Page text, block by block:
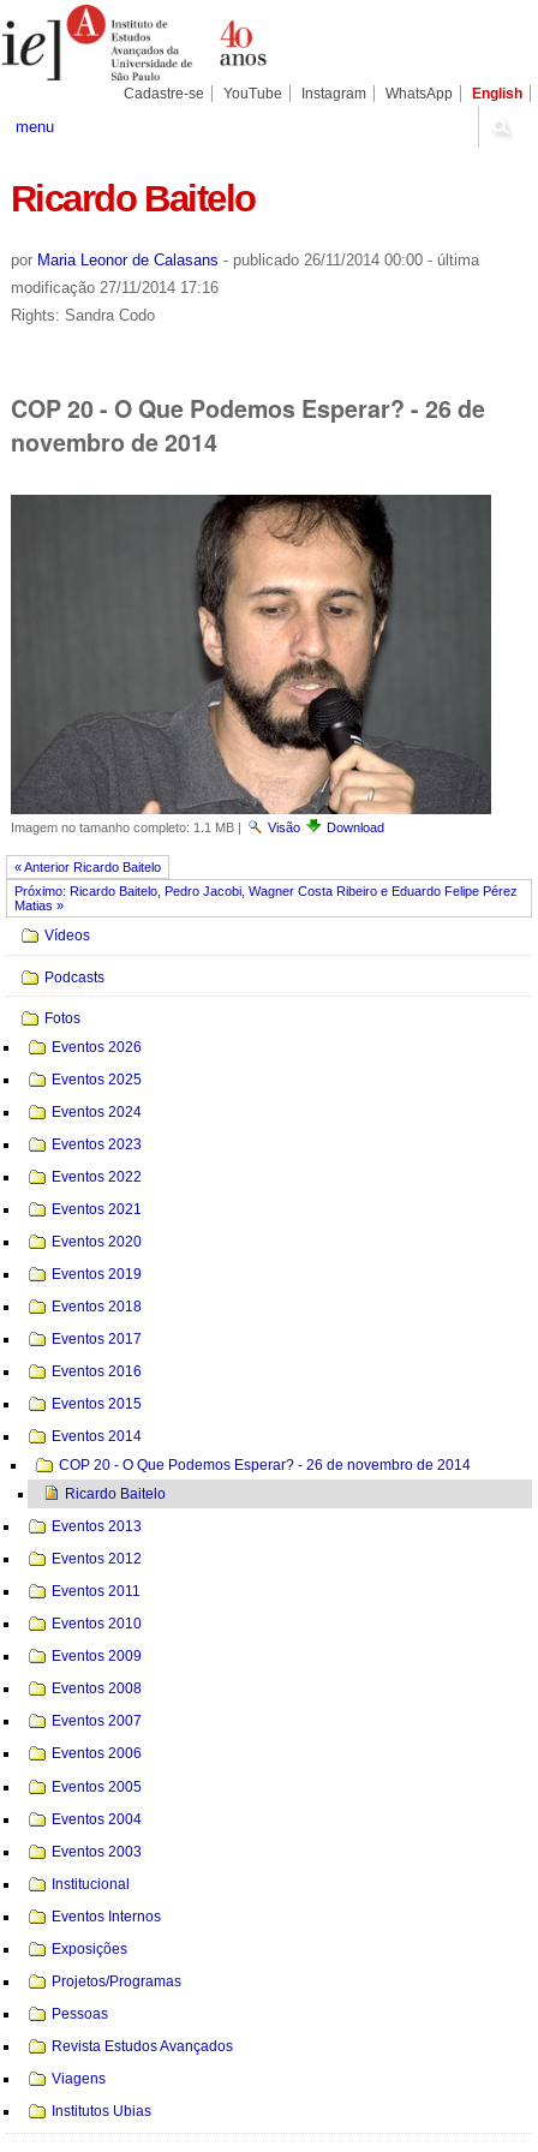
para
conteúdo.
Pessoais
Cadastre-se YouTube Instagram WhatsApp English
menu
Ricardo Baitelo
por Maria Leonor de Calasans - publicado26/11/2014 00:00 - última
modificação27/11/2014 17:16
Rights: Sandra Codo
COP 20 - O Que Podemos Esperar? - 26 de
novembro de 2014
Imagem no tamanho completo: 1.1 MB| Visão Download
« Anterior Ricardo Baitelo
Próximo: Ricardo Baitelo, Pedro Jacobi, Wagner Costa Ribeiro e Eduardo Felipe Pérez
Matias »
Navegação
Vídeos
Podcasts
Fotos
Eventos 2026
Eventos 2025
Eventos 2024
Eventos 2023
Eventos 2022
Eventos 2021
Eventos 2020
Eventos 2019
Eventos 2018
Eventos 2017
Eventos 2016
Eventos 2015
Eventos 2014
COP 20 - O Que Podemos Esperar? - 26 de novembro de 2014
Ricardo Baitelo
Eventos 2013
Eventos 2012
Eventos 2011
Eventos 2010
Eventos 2009
Eventos 2008
Eventos 2007
Eventos 2006
Eventos 2005
Eventos 2004
Eventos 2003
Institucional
Eventos Internos
Exposições
Projetos/Programas
Pessoas
Revista Estudos Avançados
Viagens
Institutos Ubias